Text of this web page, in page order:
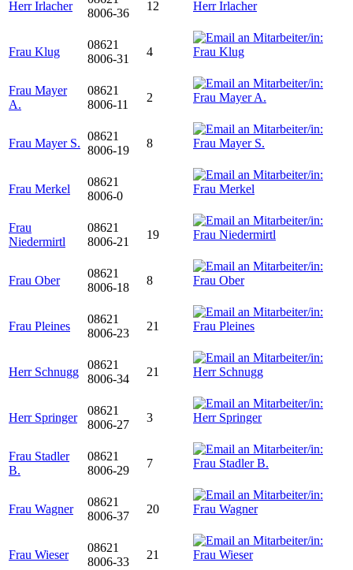
Herr Irlacher
8006-36
12
Frau Klug
08621
8006-31
4
Frau Mayer
A.
08621
8006-11
2
Frau Mayer S.
08621
8006-19
8
Frau Merkel
08621
8006-0
Frau
Niedermirtl
08621
8006-21
19
Frau Ober
08621
8006-18
8
Frau Pleines
08621
8006-23
21
Herr Schnugg
08621
8006-34
21
Herr Springer
08621
8006-27
3
Frau Stadler
B.
08621
8006-29
7
Frau Wagner
08621
8006-37
20
Frau Wieser
08621
8006-33
21